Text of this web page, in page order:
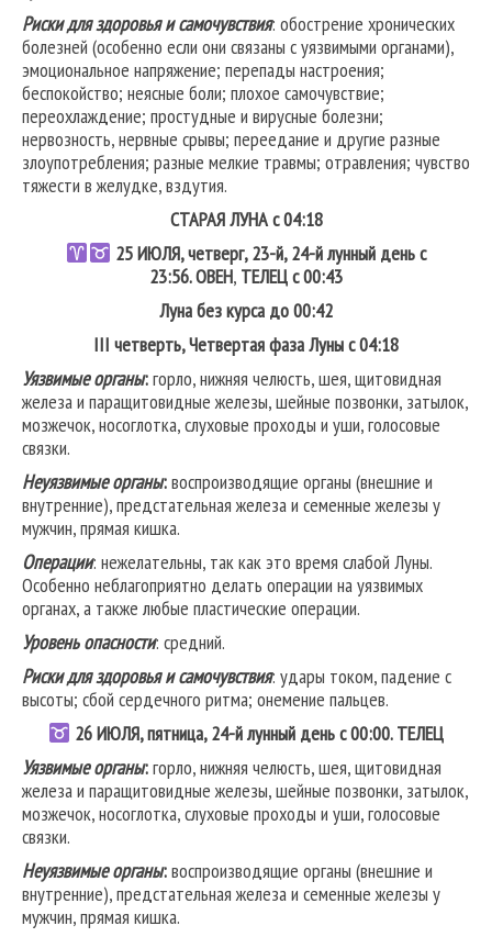
Риски для здоровья и самочувствия: обострение хронических
болезней (особенно если они связаны с уязвимыми органами),
эмоциональное напряжение; перепады настроения;
беспокойство; неясные боли; плохое самочувствие;
переохлаждение; простудные и вирусные болезни;
нервозность, нервные срывы; переедание и другие разные
злоупотребления; разные мелкие травмы; отравления; чувство
тяжести в желудке, вздутия.
СТАРАЯ ЛУНА с 04:18
25ИЮЛЯ, четверг, 23-й, 24-й лунный день с
23:56.ОВЕН, ТЕЛЕЦс 00:43
Луна без курса до 00:42
III четверть, Четвертая фаза Луны с 04:18
Уязвимые органы:горло, нижняя челюсть, шея, щитовидная
железа и паращитовидные железы, шейные позвонки, затылок,
мозжечок, носоглотка, слуховые проходы и уши, голосовые
связки.
Неуязвимые органы:воспроизводящие органы (внешние и
внутренние), предстательная железа и семенные железы у
мужчин, прямая кишка.
Операции: нежелательны, так как это время слабой Луны.
Особенно неблагоприятно делать операции на уязвимых
органах, а также любые пластические операции.
Уровень опасности: средний.
Риски для здоровья и самочувствия: удары током, падение с
высоты; сбой сердечного ритма; онемение пальцев.
26ИЮЛЯ, пятница, 24-й лунный день с 00:00.ТЕЛЕЦ
Уязвимые органы:горло, нижняя челюсть, шея, щитовидная
железа и паращитовидные железы, шейные позвонки, затылок,
мозжечок, носоглотка, слуховые проходы и уши, голосовые
связки.
Неуязвимые органы:воспроизводящие органы (внешние и
внутренние), предстательная железа и семенные железы у
мужчин, прямая кишка.